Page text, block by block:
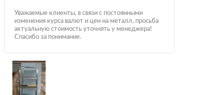
Уважаемые клиенты, в связи с постоянными
изменения курса валют и цен на металл, просьба
актуальную стоимость уточнять у менеджера!
Спасибо за понимание.